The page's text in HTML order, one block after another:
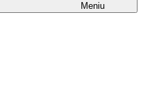
Meniu